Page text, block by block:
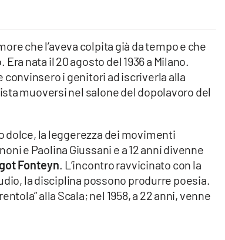
che l’aveva colpita già da tempo e che
nata il 20 agosto del 1936 a Milano.
convinsero i genitori ad iscriverla alla
muoversi nel salone del dopolavoro del
dolce, la leggerezza dei movimenti
e Paolina Giussani e a 12 anni divenne
Fonteyn. L’incontro ravvicinato con la
la disciplina possono produrre poesia.
alla Scala; nel 1958, a 22 anni, venne